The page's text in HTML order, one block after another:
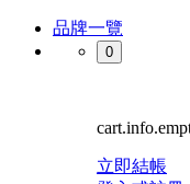
品牌一覽
0
立即結帳